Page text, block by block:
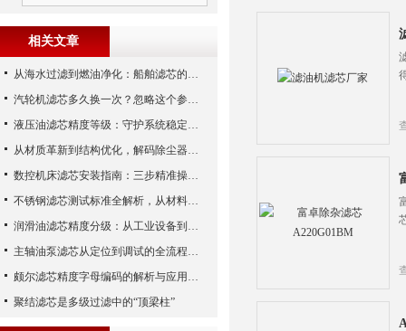
相关文章
从海水过滤到燃油净化：船舶滤芯的多场景应用解析
汽轮机滤芯多久换一次？忽略这个参数，机组非停损失可能上百万！
液压油滤芯精度等级：守护系统稳定与寿命的“微米标尺”
从材质革新到结构优化，解码除尘器滤芯性能跃升的核心逻辑
数控机床滤芯安装指南：三步精准操作，杜绝设备“亚健康”
不锈钢滤芯测试标准全解析，从材料性能到应用场景的严苛验证
润滑油滤芯精度分级：从工业设备到精密系统的过滤密码
主轴油泵滤芯从定位到调试的全流程解析
颇尔滤芯精度字母编码的解析与应用指南
聚结滤芯是多级过滤中的“顶梁柱”